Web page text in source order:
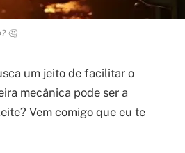
🤔
um jeito de facilitar o
mecânica pode ser a
Vem comigo que eu te